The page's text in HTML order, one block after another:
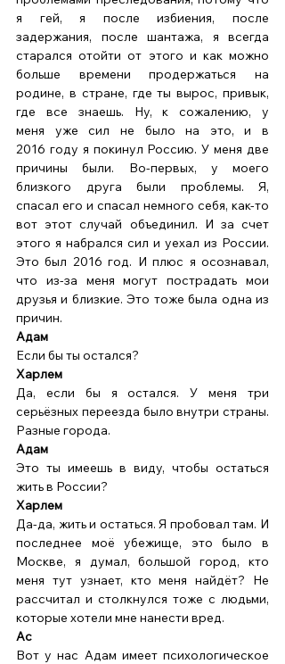
я гей, я после избиения, после
задержания, после шантажа, я всегда
старался отойти от этого и как можно
больше времени продержаться на
родине, в стране, где ты вырос, привык,
где все знаешь. Ну, к сожалению, у
меня уже сил не было на это, и в
2016 году я покинул Россию. У меня две
причины были. Во-первых, у моего
близкого друга были проблемы. Я,
спасал его и спасал немного себя, как-то
вот этот случай объединил. И за счет
этого я набрался сил и уехал из России.
Это был 2016 год. И плюс я осознавал,
что из-за меня могут пострадать мои
друзья и близкие. Это тоже была одна из
причин.
Адам
Если бы ты остался?
Харлем
Да, если бы я остался. У меня три
серьёзных переезда было внутри страны.
Разные города.
Адам
Это ты имеешь в виду, чтобы остаться
жить в России?
Харлем
Да-да, жить и остаться. Я пробовал там. И
последнее моё убежище, это было в
Москве, я думал, большой город, кто
меня тут узнает, кто меня найдёт? Не
рассчитал и столкнулся тоже с людьми,
которые хотели мне нанести вред.
Ас
Вот у нас Адам имеет психологическое